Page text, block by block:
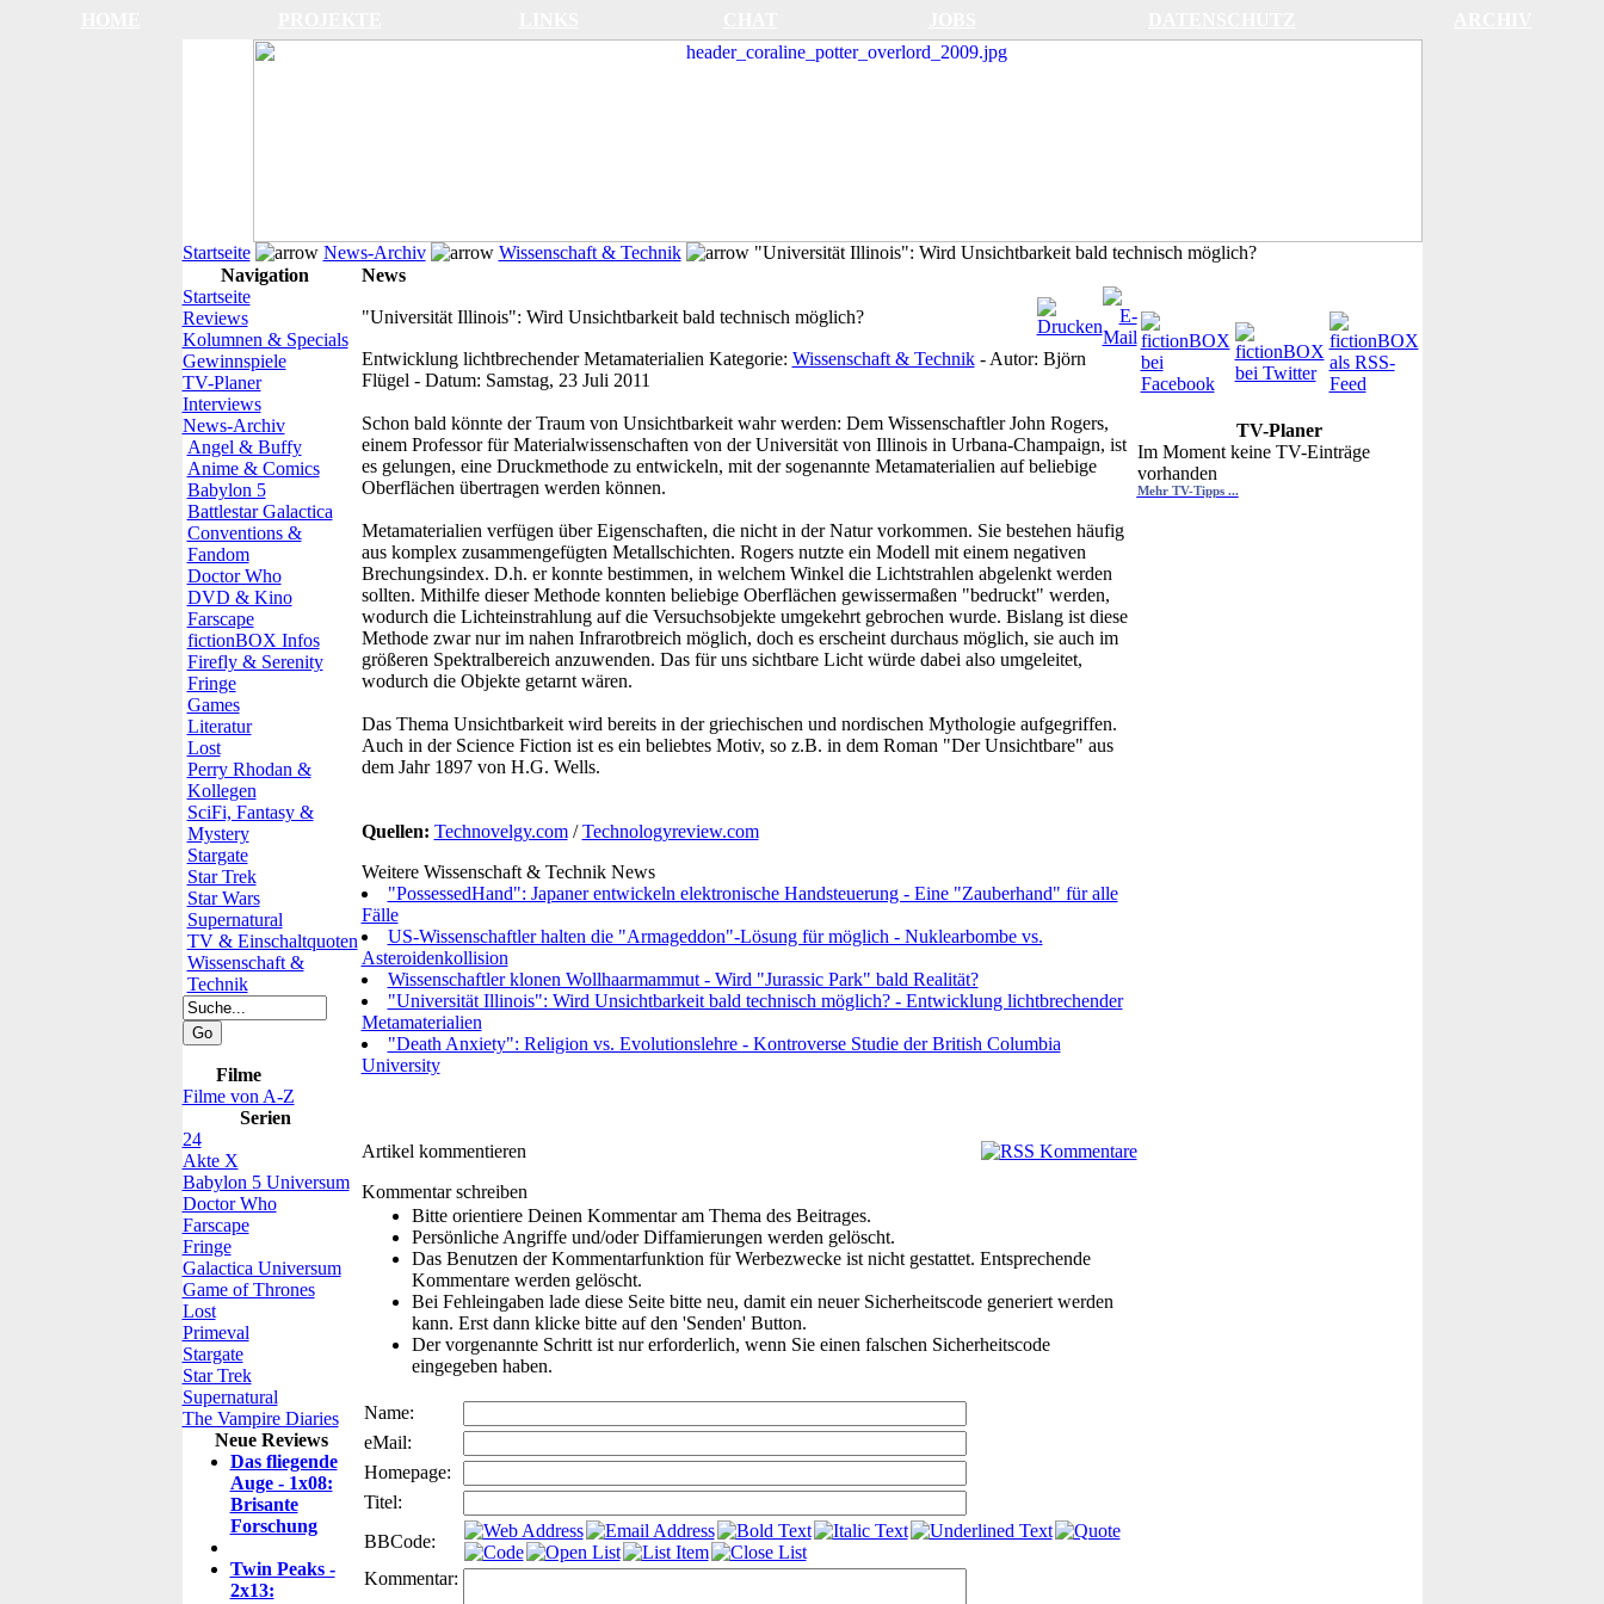
Startseite News-Archiv Wissenschaft & Technik
"Universität Illinois": Wird Unsichtbarkeit bald technisch möglich?
Navigation
Startseite
Reviews
Kolumnen & Specials
Gewinnspiele
TV-Planer
Interviews
News-Archiv
Angel & Buffy
Anime & Comics
Babylon 5
Battlestar Galactica
Conventions &
Fandom
Doctor Who
DVD & Kino
Farscape
fictionBOX Infos
Firefly & Serenity
Fringe
Games
Literatur
Lost
Perry Rhodan &
Kollegen
SciFi, Fantasy &
Mystery
Stargate
Star Trek
Star Wars
Supernatural
TV & Einschaltquoten
Wissenschaft &
Technik
Filme
Filme von A-Z
Serien
24
Akte X
Babylon 5 Universum
Doctor Who
Farscape
Fringe
Galactica Universum
Game of Thrones
Lost
Primeval
Stargate
Star Trek
Supernatural
The Vampire Diaries
Neue Reviews
Das fliegende
Auge - 1x08:
Brisante
Forschung
Twin Peaks -
2x13:
News
"Universität Illinois": Wird Unsichtbarkeit bald technisch möglich?
Entwicklung lichtbrechender Metamaterialien Kategorie: Wissenschaft & Technik- Autor: Björn
Flügel - Datum: Samstag, 23 Juli 2011
Schon bald könnte der Traum von Unsichtbarkeit wahr werden: Dem Wissenschaftler John Rogers,
einem Professor für Materialwissenschaften von der Universität von Illinois in Urbana-Champaign, ist
es gelungen, eine Druckmethode zu entwickeln, mit der sogenannte Metamaterialien auf beliebige
Oberflächen übertragen werden können.
Metamaterialien verfügen über Eigenschaften, die nicht in der Natur vorkommen. Sie bestehen häufig
aus komplex zusammengefügten Metallschichten. Rogers nutzte ein Modell mit einem negativen
Brechungsindex. D.h. er konnte bestimmen, in welchem Winkel die Lichtstrahlen abgelenkt werden
sollten. Mithilfe dieser Methode konnten beliebige Oberflächen gewissermaßen "bedruckt" werden,
wodurch die Lichteinstrahlung auf die Versuchsobjekte umgekehrt gebrochen wurde. Bislang ist diese
Methode zwar nur im nahen Infrarotbreich möglich, doch es erscheint durchaus möglich, sie auch im
größeren Spektralbereich anzuwenden. Das für uns sichtbare Licht würde dabei also umgeleitet,
wodurch die Objekte getarnt wären.
Das Thema Unsichtbarkeit wird bereits in der griechischen und nordischen Mythologie aufgegriffen.
Auch in der Science Fiction ist es ein beliebtes Motiv, so z.B. in dem Roman "Der Unsichtbare" aus
dem Jahr 1897 von H.G. Wells.
Quellen: Technovelgy.com/Technologyreview.com
Weitere Wissenschaft & Technik News
"PossessedHand": Japaner entwickeln elektronische Handsteuerung - Eine "Zauberhand" für alle
Fälle
US-Wissenschaftler halten die "Armageddon"-Lösung für möglich - Nuklearbombe vs.
Asteroidenkollision
Wissenschaftler klonen Wollhaarmammut - Wird "Jurassic Park" bald Realität?
"Universität Illinois": Wird Unsichtbarkeit bald technisch möglich? - Entwicklung lichtbrechender
Metamaterialien
"Death Anxiety": Religion vs. Evolutionslehre - Kontroverse Studie der British Columbia
University
Artikel kommentieren
Kommentar schreiben
Bitte orientiere Deinen Kommentar am Thema des Beitrages.
Persönliche Angriffe und/oder Diffamierungen werden gelöscht.
Das Benutzen der Kommentarfunktion für Werbezwecke ist nicht gestattet. Entsprechende
Kommentare werden gelöscht.
Bei Fehleingaben lade diese Seite bitte neu, damit ein neuer Sicherheitscode generiert werden
kann. Erst dann klicke bitte auf den 'Senden' Button.
Der vorgenannte Schritt ist nur erforderlich, wenn Sie einen falschen Sicherheitscode
eingegeben haben.
Name:
eMail:
Homepage:
Titel:
BBCode:
Kommentar:
TV-Planer
Im Moment keine TV-Einträge
vorhanden
Mehr TV-Tipps ...